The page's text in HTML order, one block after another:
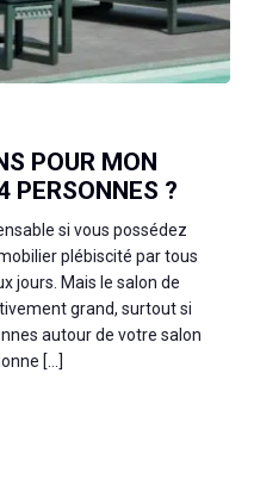
POUR MON
PERSONNES ?
si vous possédez
plébiscité par tous
jours. Mais le salon de
grand, surtout si
autour de votre salon
[…]